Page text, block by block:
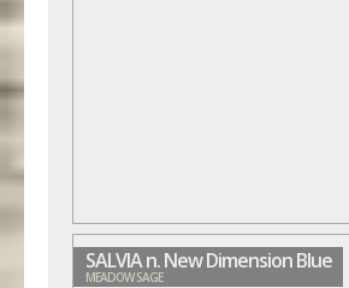
SALVIA n. New Dimension Blue
MEADOW SAGE